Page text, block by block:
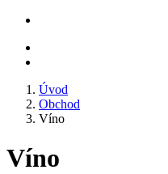
Úvod
Obchod
Víno
Víno